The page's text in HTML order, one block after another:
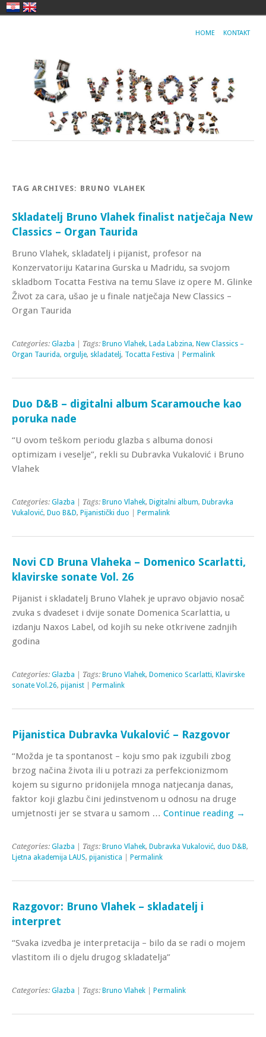
HOME KONTAKT
TAG ARCHIVES: BRUNO VLAHEK
Skladatelj Bruno Vlahek finalist natječaja New
Classics – Organ Taurida
Bruno Vlahek, skladatelj i pijanist, profesor na
Konzervatoriju Katarina Gurska u Madridu, sa svojom
skladbom Tocatta Festiva na temu Slave iz opere M. Glinke
Život za cara, ušao je u finale natječaja New Classics –
Organ Taurida
Categories: Glazba | Tags: Bruno Vlahek, Lada Labzina, New Classics –
Organ Taurida, orgulje, skladatelj, Tocatta Festiva Permalink
Duo D&B – digitalni album Scaramouche kao
poruka nade
“U ovom teškom periodu glazba s albuma donosi
optimizam i veselje”, rekli su Dubravka Vukalović i Bruno
Vlahek
Categories: Glazba | Tags: Bruno Vlahek, Digitalni album, Dubravka
Vukalović, Duo B&D, Pijanistički duo Permalink
Novi CD Bruna Vlaheka – Domenico Scarlatti,
klavirske sonate Vol. 26
Pijanist i skladatelj Bruno Vlahek je upravo objavio nosač
zvuka s dvadeset i dvije sonate Domenica Scarlattia, u
izdanju Naxos Label, od kojih su neke otkrivene zadnjih
godina
Categories: Glazba | Tags: Bruno Vlahek, Domenico Scarlatti, Klavirske
sonate Vol.26, pijanist Permalink
Pijanistica Dubravka Vukalović – Razgovor
“Možda je ta spontanost – koju smo pak izgubili zbog
brzog načina života ili u potrazi za perfekcionizmom
kojem su sigurno pridonijela mnoga natjecanja danas,
faktor koji glazbu čini jedinstvenom u odnosu na druge
umjetnosti jer se stvara u samom … Continue reading →
Categories: Glazba | Tags: Bruno Vlahek, Dubravka Vukalović, duo D&B,
Ljetna akademija LAUS, pijanistica Permalink
Razgovor: Bruno Vlahek – skladatelj i
interpret
“Svaka izvedba je interpretacija – bilo da se radi o mojem
vlastitom ili o djelu drugog skladatelja”
Categories: Glazba | Tags: Bruno Vlahek Permalink